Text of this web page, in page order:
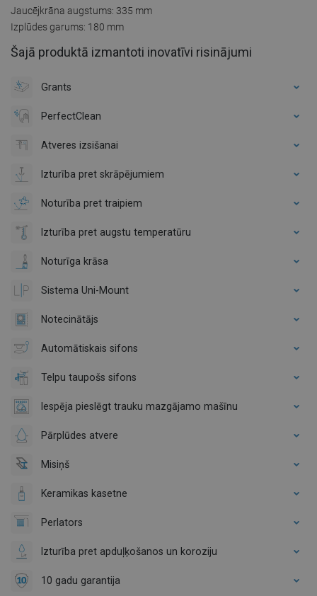
Jaucējkrāna augstums: 335 mm
Izplūdes garums: 180 mm
Šajā produktā izmantoti inovatīvi risinājumi
Grants
PerfectClean
Atveres izsišanai
Izturība pret skrāpējumiem
Noturība pret traipiem
Izturība pret augstu temperatūru
Noturīga krāsa
Sistema Uni-Mount
Notecinātājs
Automātiskais sifons
Telpu taupošs sifons
Iespēja pieslēgt trauku mazgājamo mašīnu
Pārplūdes atvere
Misiņš
Keramikas kasetne
Perlators
Izturība pret apduļķošanos un koroziju
10 gadu garantija